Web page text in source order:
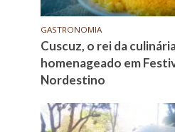
GASTRONOMIA
Cuscuz, o rei da
homenageado em
Nordestino